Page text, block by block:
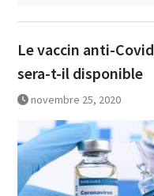
Le vaccin anti-
sera-t-il disponible
novembre 25, 2020